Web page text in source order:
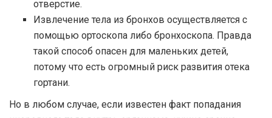
отверстие.
Извлечение тела из бронхов осуществляется с
помощью ортоскопа либо бронхоскопа. Правда
такой способ опасен для маленьких детей,
потому что есть огромный риск развития отека
гортани.
Но в любом случае, если известен факт попадания